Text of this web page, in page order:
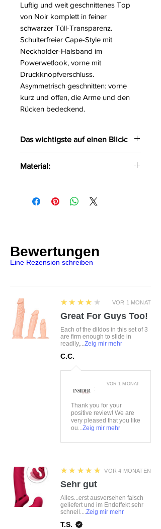
Luftig und weit geschnittenes Top
von Noir komplett in feiner
schwarzer Tüll-Transparenz.
Schulterfreier Cape-Style mit
Neckholder-Halsband im
Powerwetlook, vorne mit
Druckknopfverschluss.
Asymmetrisch geschnitten: vorne
kurz und offen, die Arme und den
Rücken bedeckend.
Das wichtigste auf einen Blick:
Top
Halsband-Neckholder mit
offen
Material:
5% Elasthan
Bewertungen
Eine Rezension schreiben
VOR 1 MONAT
4
★★★★★
Great For Guys Too!
Each of the dildos in this set of 3
are firm enough to slide in
readily,...Zeig mir mehr
C.C.
:
Thank you for your
positive review! We are
very pleased that you like
ou...Zeig mir mehr
VOR 1 MONAT
VOR 4 MONATEN
5
★★★★★
Sehr gut
Alles...erst ausversehen falsch
geliefert und im Endeffekt sehr
schnell....Zeig mir mehr
T.S.